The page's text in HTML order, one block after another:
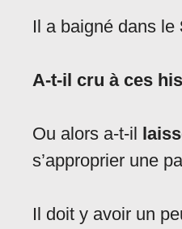
Il a baigné dans le
A-t-il cru à ces
Ou alors a-t-il
s’approprier une
Il doit y avoir un